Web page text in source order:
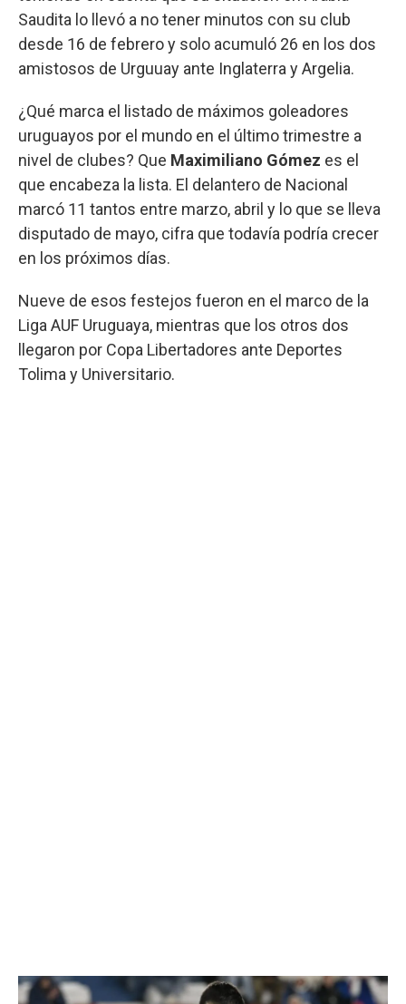
Saudita lo llevó a no tener minutos con su club
desde 16 de febrero y solo acumuló 26 en los dos
amistosos de Urguuay ante Inglaterra y Argelia.
¿Qué marca el listado de máximos goleadores
uruguayos por el mundo en el último trimestre a
nivel de clubes? Que Maximiliano Gómez es el
que encabeza la lista. El delantero de Nacional
marcó 11 tantos entre marzo, abril y lo que se lleva
disputado de mayo, cifra que todavía podría crecer
en los próximos días.
Nueve de esos festejos fueron en el marco de la
Liga AUF Uruguaya, mientras que los otros dos
llegaron por Copa Libertadores ante Deportes
Tolima y Universitario.